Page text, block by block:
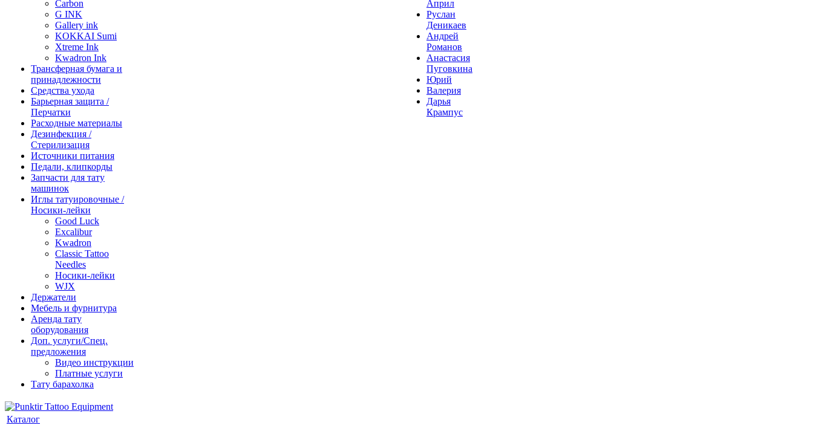
Carbon
G INK
Gallery ink
KOKKAI Sumi
Xtreme Ink
Kwadron Ink
Трансферная бумага и
принадлежности
Средства ухода
Барьерная защита /
Перчатки
Расходные материалы
Дезинфекция /
Стерилизация
Источники питания
Педали, клипкорды
Запчасти для тату
машинок
Иглы татуировочные /
Носики-лейки
Good Luck
Excalibur
Kwadron
Classic Tattoo
Needles
Носики-лейки
WJX
Держатели
Мебель и фурнитура
Аренда тату
оборудования
Доп. услуги/Спец.
предложения
Видео инструкции
Платные услуги
Тату барахолка
Април
Руслан
Деникаев
Андрей
Романов
Анастасия
Пуговкина
Юрий
Валерия
Дарья
Крампус
Каталог